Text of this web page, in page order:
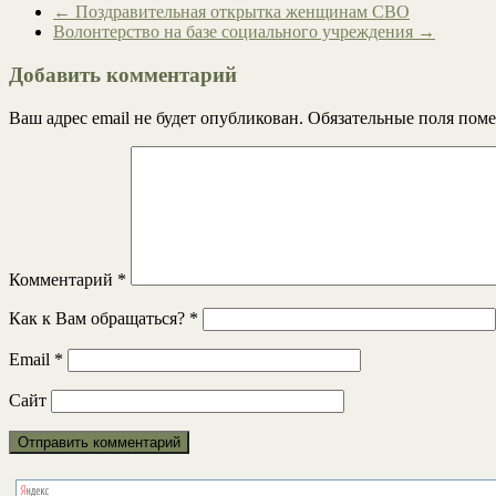
← Поздравительная открытка женщинам СВО
Волонтерство на базе социального учреждения →
Добавить комментарий
Ваш адрес email не будет опубликован. Обязательные поля
Комментарий *
Как к Вам обращаться? *
Email *
Сайт